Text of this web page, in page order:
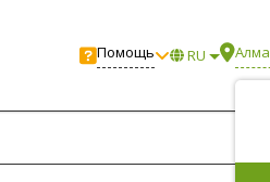
Помощь RU